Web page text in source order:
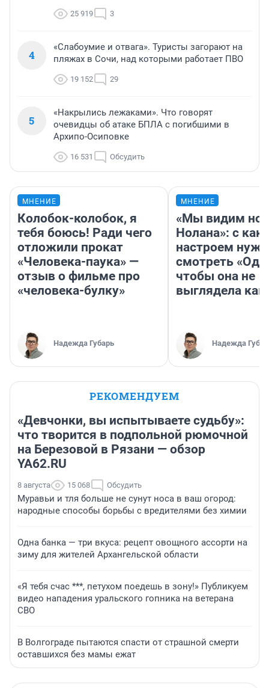
25 919 3
4
«Слабоумие и отвага». Туристы загорают на
пляжах в Сочи, над которыми работает ПВО
19 152 29
5
«Накрылись лежаками». Что говорят
очевидцы об атаке БПЛА с погибшими в
Архипо-Осиповке
16 531 Обсудить
МНЕНИЕ
Колобок-колобок, я
тебя боюсь! Ради чего
отложили прокат
«Человека-паука» —
отзыв о фильме про
«человека-булку»
Надежда Губарь
МНЕНИЕ
«Мы видим
Нолана»: с
настроем
смотреть
чтобы она не
выглядела как
Надежда
РЕКОМЕНДУЕМ
«Девчонки, вы испытываете судьбу»:
что творится в подпольной рюмочной
на Березовой в Рязани — обзор
YA62.RU
8 августа 15 068 Обсудить
Муравьи и тля больше не сунут носа в ваш огород:
народные способы борьбы с вредителями без химии
Одна банка — три вкуса: рецепт овощного ассорти на
зиму для жителей Архангельской области
«Я тебя счас ***, петухом поедешь в зону!» Публикуем
видео нападения уральского гопника на ветерана
СВО
В Волгограде пытаются спасти от страшной смерти
оставшихся без мамы ежат